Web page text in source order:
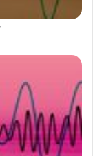
آگهی
فرش
،
سال
نو
مبارک